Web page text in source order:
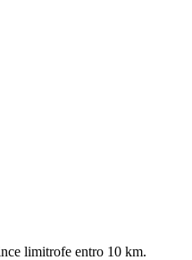
limitrofe entro 10 km.